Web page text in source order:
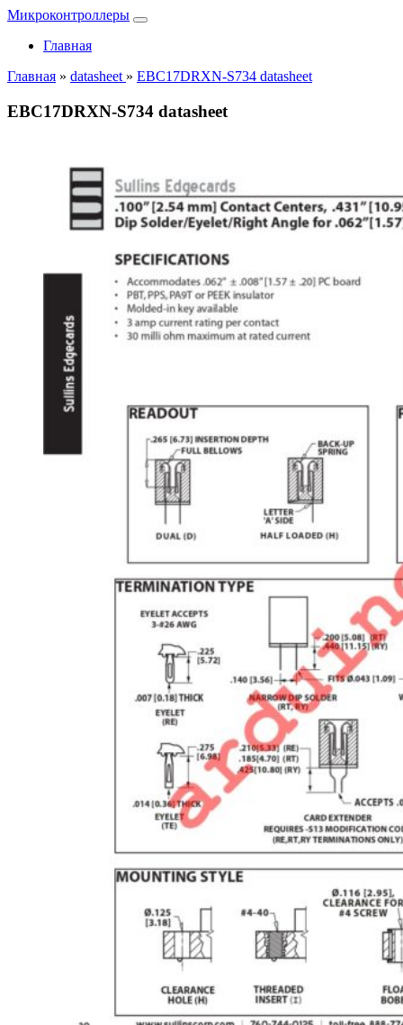
Микроконтроллеры
Главная
Главная » datasheet » EBC17DRXN-S734 datasheet
EBC17DRXN-S734 datasheet